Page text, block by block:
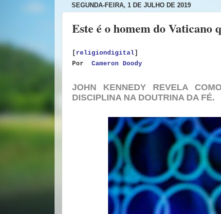
SEGUNDA-FEIRA, 1 DE JULHO DE 2019
Este é o homem do Vaticano
[ religiondigital]
Por Cameron Doody
JOHN KENNEDY REVELA
DISCIPLINA NA DOUTRINA DA FÉ.